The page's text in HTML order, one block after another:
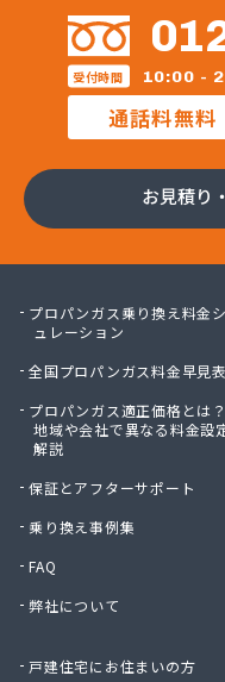
株式会社松山商店
株式会社新光
株式会社新光機器
株式会社進 藤
株式会社杉石油
株式会社西田商会
株式会社大栄産業
株式会社大同商会
株式会社大路商会
株式会社筑豊産業
株式会社筑豊商会
株式会社筑豊商会
株式会社筑邦プロパ
株式会社椎山住宅設備
株式会社那須商店
株式会社日通プロ
受付時間 10:00 -
通話料無料
お見積り
プロパンガス乗り換え料金
ュレーション
全国プロパンガス料金早見表
プロパンガス適正価格とは？
地域や会社で異なる料金設
解説
保証とアフターサポート
乗り換え事例集
FAQ
弊社について
戸建住宅にお住まいの方